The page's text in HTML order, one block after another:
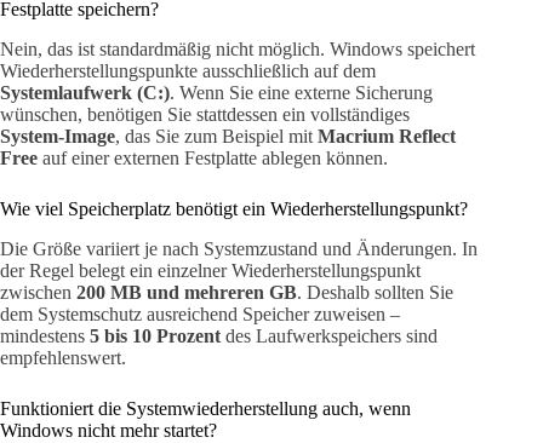
Festplatte speichern?
Nein, das ist standardmäßig nicht möglich. Windows speichert
Wiederherstellungspunkte ausschließlich auf dem
Systemlaufwerk (C:). Wenn Sie eine externe Sicherung
wünschen, benötigen Sie stattdessen ein vollständiges
System-Image, das Sie zum Beispiel mit Macrium Reflect
Free auf einer externen Festplatte ablegen können.
Wie viel Speicherplatz benötigt ein Wiederherstellungspunkt?
Die Größe variiert je nach Systemzustand und Änderungen. In
der Regel belegt ein einzelner Wiederherstellungspunkt
zwischen 200 MB und mehreren GB. Deshalb sollten Sie
dem Systemschutz ausreichend Speicher zuweisen –
mindestens 5 bis 10 Prozent des Laufwerkspeichers sind
empfehlenswert.
Funktioniert die Systemwiederherstellung auch, wenn
Windows nicht mehr startet?